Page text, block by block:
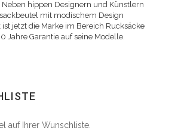
hippen Designern und Künstlern
mit modischem Design
jetzt die Marke im Bereich Rucksäcke
Jahre Garantie auf seine Modelle.
auf Ihrer Wunschliste.